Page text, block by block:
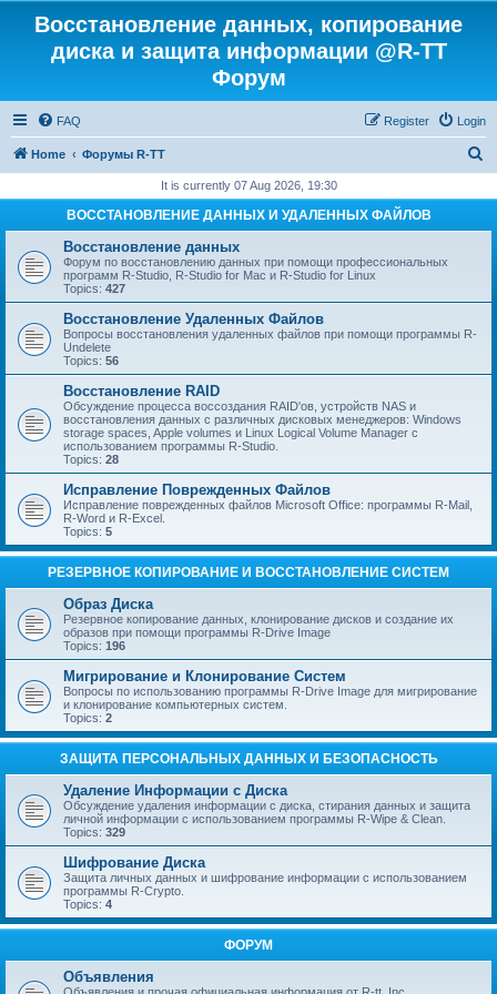
Восстановление данных, копирование
диска и защита информации @R-TT
Форум
FAQ Login
Register
Home Форумы R-TT
r
It is currently 07 Aug 2026, 19:30
ВОССТАНОВЛЕНИЕ ДАННЫХ И УДАЛЕННЫХ ФАЙЛОВ
Восстановление данных
Форум по восстановлению данных при помощи профессиональных
программ R-Studio, R-Studio for Mac и R-Studio for Linux
Topics: 427
Восстановление Удаленных Файлов
Вопросы восстановления удаленных файлов при помощи программы R-
Undelete
Topics: 56
Восстановление RAID
Обсуждение процесса воссоздания RAID'ов, устройств NAS и
восстановления данных с различных дисковых менеджеров: Windows
storage spaces, Apple volumes и Linux Logical Volume Manager с
использованием программы R-Studio.
Topics: 28
Исправление Поврежденных Файлов
Исправление поврежденных файлов Microsoft Office: программы R-Mail,
R-Word и R-Excel.
Topics: 5
РЕЗЕРВНОЕ КОПИРОВАНИЕ И ВОССТАНОВЛЕНИЕ СИСТЕМ
Образ Диска
Резервное копирование данных, клонирование дисков и создание их
образов при помощи программы R-Drive Image
Topics: 196
Мигрирование и Клонирование Систем
Вопросы по использованию программы R-Drive Image для мигрирование
и клонирование компьютерных систем.
Topics: 2
ЗАЩИТА ПЕРСОНАЛЬНЫХ ДАННЫХ И БЕЗОПАСНОСТЬ
Удаление Информации с Диска
Обсуждение удаления информации с диска, стирания данных и защита
личной информации с использованием программы R-Wipe & Clean.
Topics: 329
Шифрование Диска
Защита личных данных и шифрование информации с использованием
программы R-Crypto.
Topics: 4
ФОРУМ
Объявления